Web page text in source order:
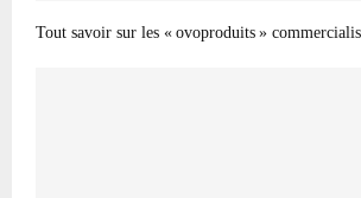
Tout savoir sur les « ovoproduits »